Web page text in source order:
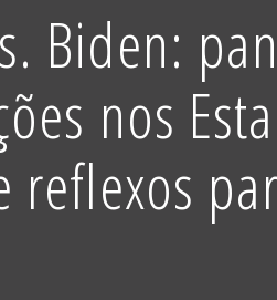
Biden:
nos
reflexos